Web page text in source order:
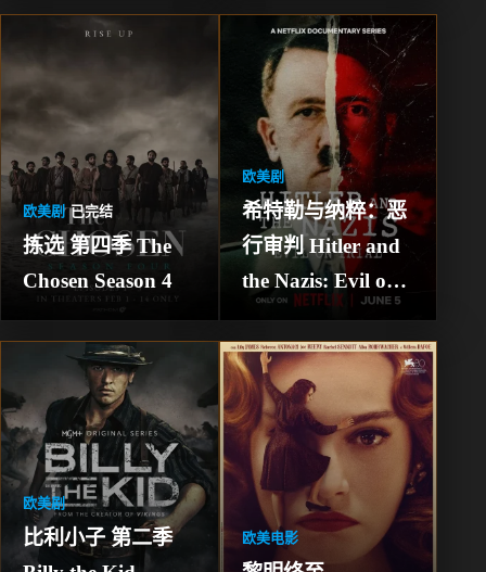
欧美剧 已完结
拣选 第四季 The
Chosen Season 4
欧美剧
希特勒与纳粹：恶
行审判 Hitler and
the Nazis: Evil on
Trial
欧美剧
比利小子 第二季
欧美电影